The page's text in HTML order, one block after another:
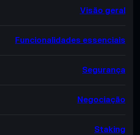
Visão geral
Funcionalidades essenciais
Segurança
Negociação
Staking